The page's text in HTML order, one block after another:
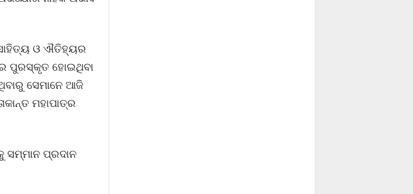
ସାହିତ୍ୟ ଓ ଐତିହ୍ୟର
ପୁରସ୍କୃତ ହୋଇଥିବା
ସେମାନେ ଆଜି
ମହାପାତ୍ର
ପ୍ରଦାନ